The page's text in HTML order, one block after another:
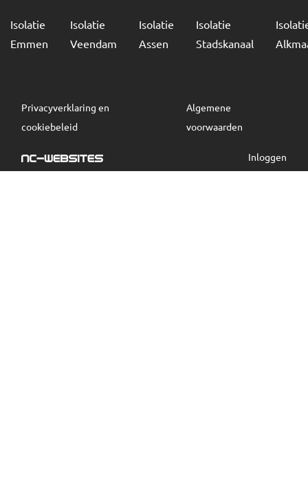
Isolatie
Emmen
Isolatie
Veendam
Isolatie
Assen
Isolatie
Stadskanaal
Privacyverklaring en
cookiebeleid
Algemene
voorwaarden
Inloggen